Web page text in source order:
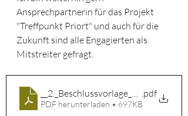
Ansprechpartnerin für das Projekt
"Treffpunkt Priort" und auch für die
Zukunft sind alle Engagierten als
Mitstreiter gefragt.
.pdf
PDF herunterladen • 697KB